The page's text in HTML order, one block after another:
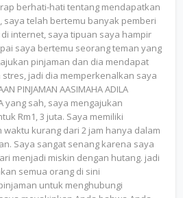
berhati-hati tentang mendapatkan
saya telah bertemu banyak pemberi
internet, saya tipuan saya hampir
saya bertemu seorang teman yang
pinjaman dan dia mendapat
jadi dia memperkenalkan saya
PINJAMAN AASIMAHA ADILA
yang sah, saya mengajukan
Rm1, 3 juta. Saya memiliki
waktu kurang dari 2 jam hanya dalam
Saya sangat senang karena saya
menjadi miskin dengan hutang. jadi
semua orang di sini
untuk menghubungi